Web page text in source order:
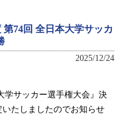
第74回 全日本大学サッカ
2025/12/24
学サッカー選手権大会』決
たしましたのでお知らせ